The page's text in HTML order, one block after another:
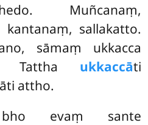
Muñcanaṃ,
sallakatto.
sāmaṃ ukkacca
Tattha ukkaccāti
attho.
evaṃ sante